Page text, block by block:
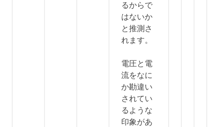
るからで
はないか
と推測さ
れます。
電圧と電
流をなに
か勘違い
されてい
るような
印象があ